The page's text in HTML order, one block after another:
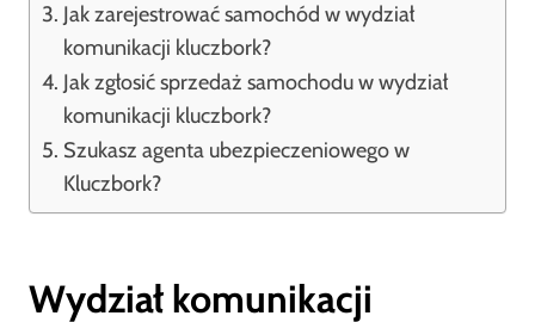
Jak zarejestrować samochód w wydział
komunikacji kluczbork?
Jak zgłosić sprzedaż samochodu w wydział
komunikacji kluczbork?
Szukasz agenta ubezpieczeniowego w
Kluczbork?
Wydział komunikacji